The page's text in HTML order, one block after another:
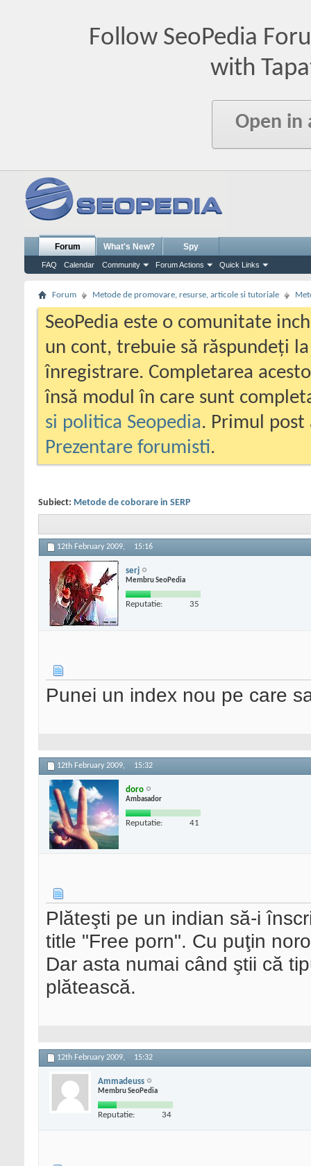
Follow SeoPedia
with
Open in
Forum
FAQ Calendar Community Forum Actions Quick Links
What's New? Spy
Forum Metode de promovare, resurse, articole si tutoriale
SeoPedia este o comunitate
un cont, trebuie să răspundeți
înregistrare. Completarea
însă modul în care sunt
si politica Seopedia. Primul
Prezentare forumisti.
Subiect: Metode de coborare in SERP
12th February 2009, 15:16
serj
Membru SeoPedia
Reputatie: 35
Punei un index nou pe care
12th February 2009, 15:32
doro
Ambasador
Reputatie: 41
Plăteşti pe un indian să-i
title "Free porn". Cu puţin
Dar asta numai când ştii că
plătească.
12th February 2009, 15:32
Ammadeuss
Membru SeoPedia
Reputatie: 34